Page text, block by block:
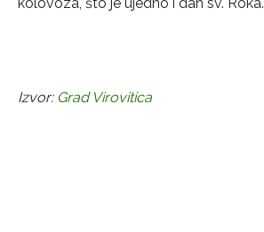
Izvor: Grad Virovitica